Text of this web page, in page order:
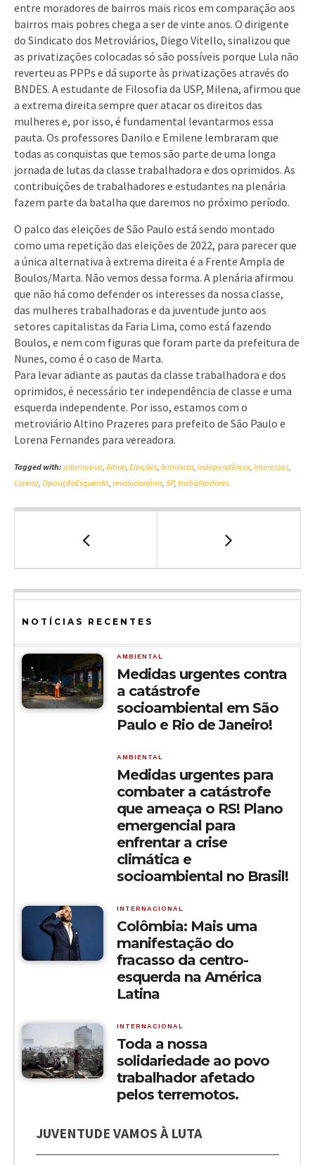
entre moradores de bairros mais ricos em comparação aos
bairros mais pobres chega a ser de vinte anos. O dirigente
do Sindicato dos Metroviários, Diego Vitello, sinalizou que
as privatizações colocadas só são possíveis porque Lula não
reverteu as PPPs e dá suporte às privatizações através do
BNDES. A estudante de Filosofia da USP, Milena, afirmou que
a extrema direita sempre quer atacar os direitos das
mulheres e, por isso, é fundamental levantarmos essa
pauta. Os professores Danilo e Emilene lembraram que
todas as conquistas que temos são parte de uma longa
jornada de lutas da classe trabalhadora e dos oprimidos. As
contribuições de trabalhadores e estudantes na plenária
fazem parte da batalha que daremos no próximo período.
O palco das eleições de São Paulo está sendo montado
como uma repetição das eleições de 2022, para parecer que
a única alternativa à extrema direita é a Frente Ampla de
Boulos/Marta. Não vemos dessa forma. A plenária afirmou
que não há como defender os interesses da nossa classe,
das mulheres trabalhadoras e da juventude junto aos
setores capitalistas da Faria Lima, como está fazendo
Boulos, e nem com figuras que foram parte da prefeitura de
Nunes, como é o caso de Marta.
Para levar adiante as pautas da classe trabalhadora e dos
oprimidos, é necessário ter independência de classe e uma
esquerda independente. Por isso, estamos com o
metroviário Altino Prazeres para prefeito de São Paulo e
Lorena Fernandes para vereadora.
Tagged with: alternativa,Altino, Eleições, feminista, independência, Interesses,
Lorena, OposiçãoEsquerda, revolucionária, SP, trabalhadores
NOTÍCIAS RECENTES
AMBIENTAL
Medidas urgentes contra
a catástrofe
socioambiental em São
Paulo e Rio de Janeiro!
AMBIENTAL
Medidas urgentes para
combater a catástrofe
que ameaça o RS! Plano
emergencial para
enfrentar a crise
climática e
socioambiental no Brasil!
INTERNACIONAL
Colômbia: Mais uma
manifestação do
fracasso da centro-
esquerda na América
Latina
INTERNACIONAL
Toda a nossa
solidariedade ao povo
trabalhador afetado
pelos terremotos.
JUVENTUDE VAMOS À LUTA